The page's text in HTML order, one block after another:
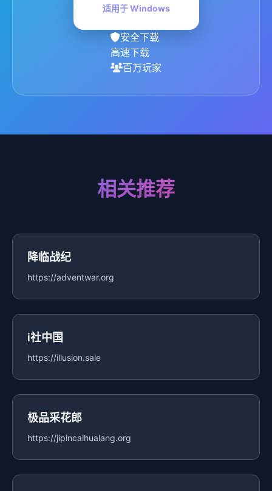
适用于 Windows
安全下载
高速下载
百万玩家
相关推荐
降临战纪
https://adventwar.org
i社中国
https://illusion.sale
极品采花郎
https://jipincaihualang.org